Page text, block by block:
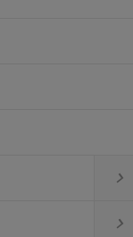

